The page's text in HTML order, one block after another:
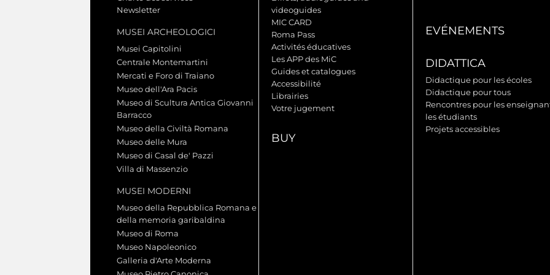
Newsletter
MUSEI ARCHEOLOGICI
Musei Capitolini
Centrale Montemartini
Mercati e Foro di Traiano
Museo dell'Ara Pacis
Museo di Scultura Antica Giovanni
Barracco
Museo della Civiltà Romana
Museo delle Mura
Museo di Casal de' Pazzi
Villa di Massenzio
MUSEI MODERNI
Museo della Repubblica Romana e
della memoria garibaldina
Museo di Roma
Museo Napoleonico
Galleria d'Arte Moderna
videoguides
MIC CARD
Roma Pass
Activités éducatives
Les APP des MiC
Guides et catalogues
Accessibilité
Librairies
Votre jugement
BUY
EVÉNEMENTS
DIDATTICA
Didactique pour les écoles
Didactique pour tous
Rencontres pour les
les étudiants
Projets accessibles